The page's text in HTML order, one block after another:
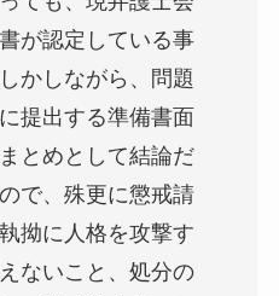
が認定している事
かしながら、問題
提出する準備書面
とめとして結論だ
で、殊更に懲戒請
拗に人格を攻撃す
ないこと、処分の